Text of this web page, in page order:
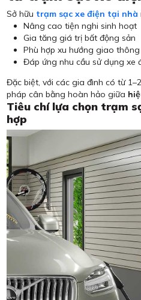
Sở hữu trạm sạc xe điện tại nhà
Nâng cao tiện nghi sinh hoạt
Gia tăng giá trị bất động sản
Phù hợp xu hướng giao
Đáp ứng nhu cầu sử dụng xe
Đặc biệt, với các gia đình có từ
pháp cân bằng hoàn hảo giữa
Tiêu chí lựa chọn trạm
hợp